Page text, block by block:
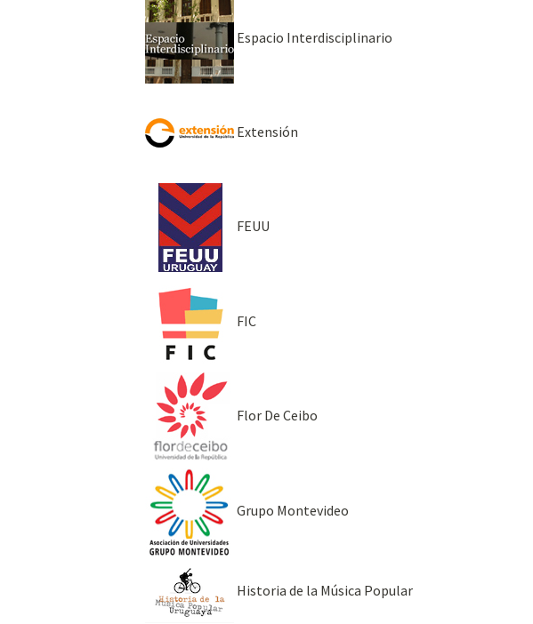
Espacio Interdisciplinario
Extensión
FEUU
FIC
Flor De Ceibo
Grupo Montevideo
Historia de la Música Popular